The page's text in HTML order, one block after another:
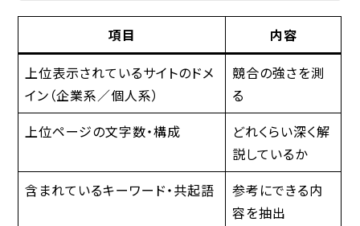
項目
内容
上位表示されているサイトのドメ
イン（企業系／個人系）
競合の強さを測
る
上位ページの文字数・構成
どれくらい深く解
説しているか
含まれているキーワード・共起語
参考にできる内
容を抽出